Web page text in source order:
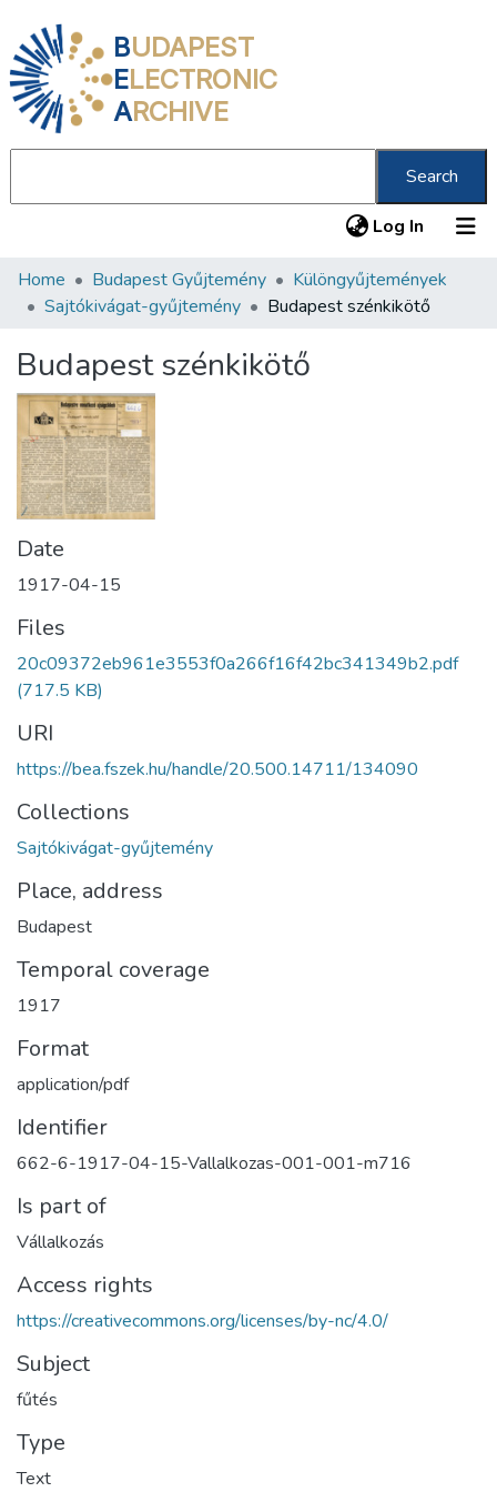
BUDAPEST
ELECTRONIC
ARCHIVE
Search
Log In (current)
Communities & Collections
Statistics
About us
Home Budapest Gyűjtemény
Különgyűjtemények
Sajtókivágat-gyűjtemény
Budapest szénkikötő
Budapest szénkikötő
Date
1917-04-15
Files
20c09372eb961e3553f0a266f16f42bc341349b2.pdf
(717.5 KB)
URI
https://bea.fszek.hu/handle/20.500.14711/134090
Collections
Sajtókivágat-gyűjtemény
Place, address
Budapest
Temporal coverage
1917
Format
application/pdf
Identifier
662-6-1917-04-15-Vallalkozas-001-001-m716
Is part of
Vállalkozás
Access rights
https://creativecommons.org/licenses/by-nc/4.0/
Subject
fűtés
Type
Text